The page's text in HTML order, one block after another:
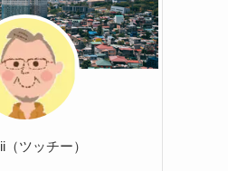
（ツッチー）